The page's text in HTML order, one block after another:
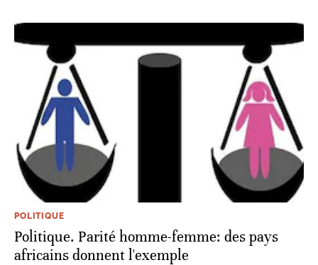
POLITIQUE
Politique. Parité homme-femme: des pays
africains donnent l'exemple